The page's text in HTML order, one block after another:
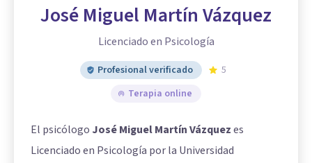
José Miguel Martín Vázquez
Licenciado en Psicología
Profesional verificado
5
Terapia online
El psicólogo José Miguel Martín Vázquezes
Licenciado en Psicología por la Universidad